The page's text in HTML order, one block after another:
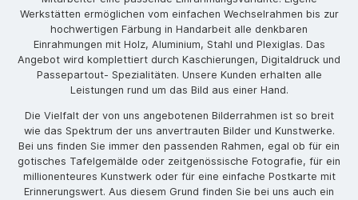
Werkstätten ermöglichen vom einfachen Wechselrahmen bis zur
hochwertigen Färbung in Handarbeit alle denkbaren
Einrahmungen mit Holz, Aluminium, Stahl und Plexiglas. Das
Angebot wird komplettiert durch Kaschierungen, Digitaldruck und
Passepartout- Spezialitäten. Unsere Kunden erhalten alle
Leistungen rund um das Bild aus einer Hand.
Die Vielfalt der von uns angebotenen Bilderrahmen ist so breit
wie das Spektrum der uns anvertrauten Bilder und Kunstwerke.
Bei uns finden Sie immer den passenden Rahmen, egal ob für ein
gotisches Tafelgemälde oder zeitgenössische Fotografie, für ein
millionenteures Kunstwerk oder für eine einfache Postkarte mit
Erinnerungswert. Aus diesem Grund finden Sie bei uns auch ein